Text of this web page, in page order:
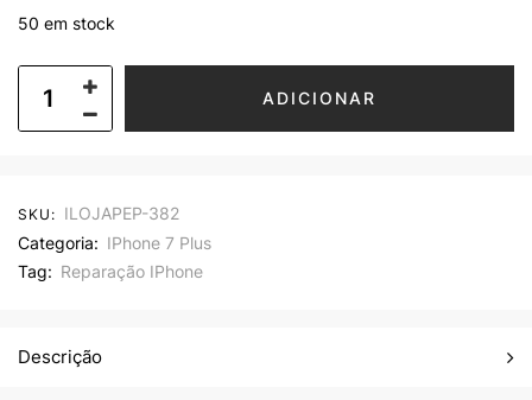
50 em stock
ADICIONAR
SKU: ILOJAPEP-382
Categoria: IPhone 7 Plus
Tag: Reparação IPhone
Descrição